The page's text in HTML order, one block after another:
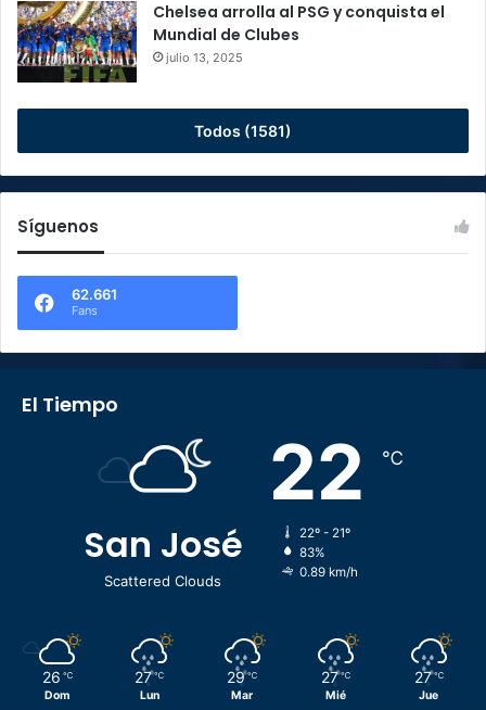
Chelsea arrolla al PSG y conquista el
Mundial de Clubes
julio 13, 2025
Todos (1581)
Síguenos
62.661
Fans
El Tiempo
San José
Scattered Clouds
22 ℃
22º - 21º
83%
0.89 km/h
26 ℃
Dom
27 ℃
Lun
29 ℃
Mar
27 ℃
Mié
27 ℃
Jue